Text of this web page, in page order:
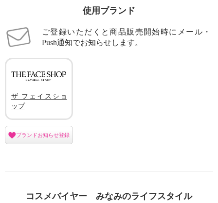
使用ブランド
ご登録いただくと商品販売開始時にメール・
Push通知でお知らせします。
ザ フェイスショ
ップ
ブランドお知らせ登録
コスメバイヤー みなみのライフスタイル